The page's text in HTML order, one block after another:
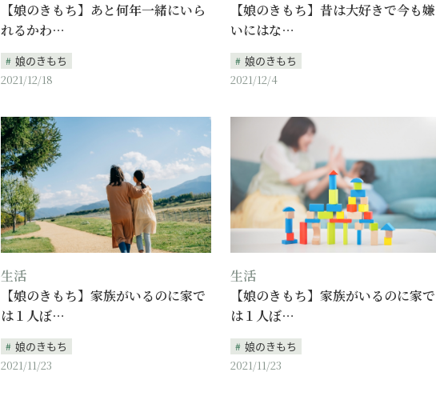
【娘のきもち】あと何年一緒にいら
れるかわ…
娘のきもち
2021/12/18
【娘のきもち】昔は大好きで今も嫌
いにはな…
娘のきもち
2021/12/4
生活
【娘のきもち】家族がいるのに家で
は１人ぼ…
娘のきもち
2021/11/23
生活
【娘のきもち】家族がいるのに家で
は１人ぼ…
娘のきもち
2021/11/23